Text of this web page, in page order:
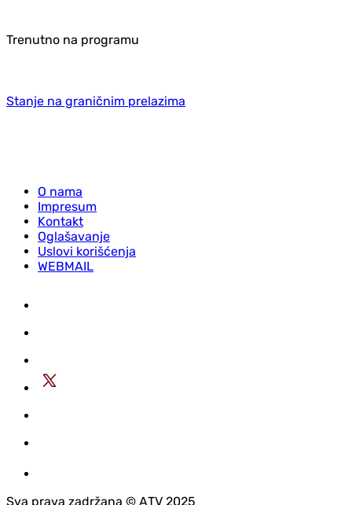
Trenutno na programu
Stanje na graničnim prelazima
O nama
Impresum
Kontakt
Oglašavanje
Uslovi korišćenja
WEBMAIL
Sva prava zadržana © АTV 2025